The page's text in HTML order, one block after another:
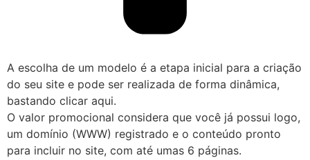
A escolha de um modelo é a etapa inicial para a criação
do seu site e pode ser realizada de forma dinâmica,
bastando clicar aqui.
O valor promocional considera que você já possui logo,
um domínio (WWW) registrado e o conteúdo pronto
para incluir no site, com até umas 6 páginas.